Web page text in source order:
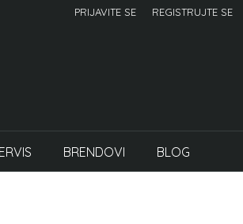
PRIJAVITE SE REGISTRUJTE SE
BRENDOVI BLOG